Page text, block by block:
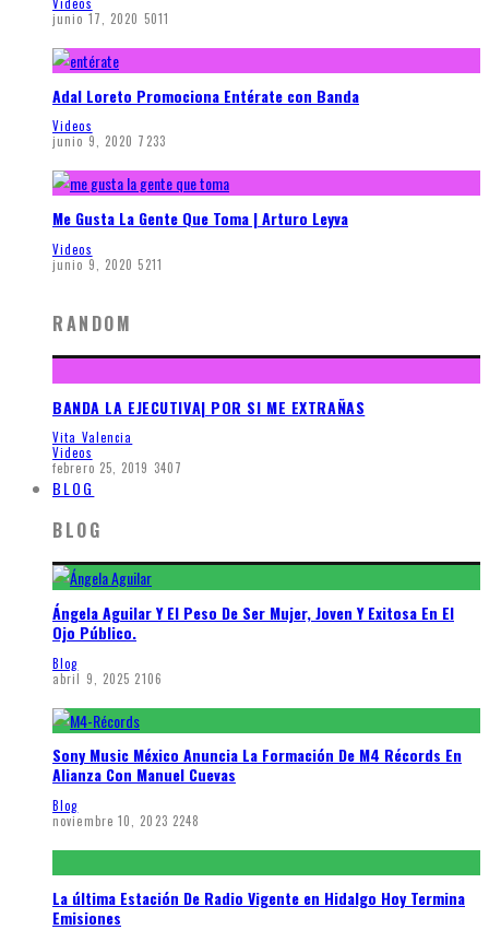
Videos
junio 17, 2020 5011
Adal Loreto Promociona Entérate con Banda
Videos
junio 9, 2020 7233
Me Gusta La Gente Que Toma | Arturo Leyva
Videos
junio 9, 2020 5211
RANDOM
BANDA LA EJECUTIVA| POR SI ME EXTRAÑAS
Vita Valencia
Videos
febrero 25, 2019 3407
BLOG
BLOG
Ángela Aguilar Y El Peso De Ser Mujer, Joven Y Exitosa En El
Ojo Público.
Blog
abril 9, 2025 2106
Sony Music México Anuncia La Formación De M4 Récords En
Alianza Con Manuel Cuevas
Blog
noviembre 10, 2023 2248
La última Estación De Radio Vigente en Hidalgo Hoy Termina
Emisiones